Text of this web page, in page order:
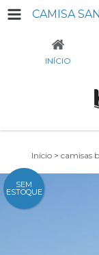
CAMISA
INÍCIO
Início > camisas
SEM
ESTOQUE